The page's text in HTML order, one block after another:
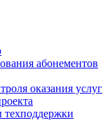
абонементов
оказания услуг